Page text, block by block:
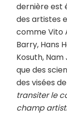
dernière est
des artistes
comme Vito
Barry, Hans
Kosuth, Nam
que des
des visées
transiter le
champ